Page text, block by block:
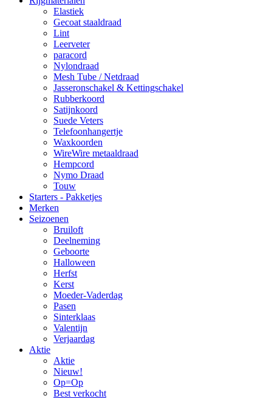
Elastiek
Gecoat staaldraad
Lint
Leerveter
paracord
Nylondraad
Mesh Tube / Netdraad
Jasseronschakel & Kettingschakel
Rubberkoord
Satijnkoord
Suede Veters
Telefoonhangertje
Waxkoorden
WireWire metaaldraad
Hempcord
Nymo Draad
Touw
Starters - Pakketjes
Merken
Seizoenen
Bruiloft
Deelneming
Geboorte
Halloween
Herfst
Kerst
Moeder-Vaderdag
Pasen
Sinterklaas
Valentijn
Verjaardag
Aktie
Aktie
Nieuw!
Op=Op
Best verkocht